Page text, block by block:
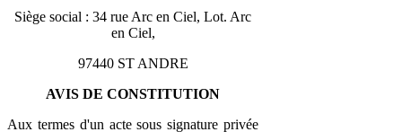
Siège social : 34 rue Arc en Ciel, Lot. Arc
en Ciel,
97440 ST ANDRE
AVIS DE CONSTITUTION
Aux termes d'un acte sous signature privée